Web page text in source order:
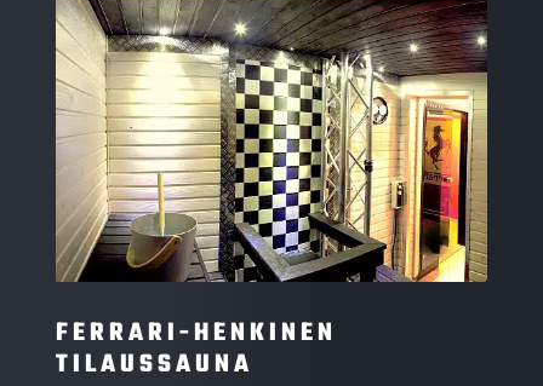
FERRARI-HENKINEN
TILAUSSAUNA